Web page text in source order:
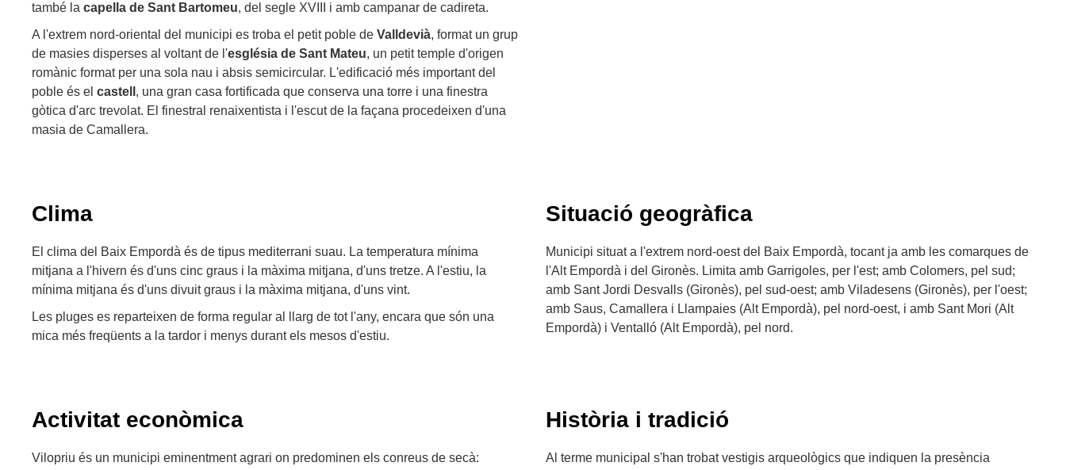
també la capella de Sant Bartomeu, del segle XVIII i amb campanar de cadireta.
A l'extrem nord-oriental del municipi es troba el petit poble de Valldevià, format un grup
de masies disperses al voltant de l'església de Sant Mateu, un petit temple d'origen
romànic format per una sola nau i absis semicircular. L'edificació més important del
poble és el castell , una gran casa fortificada que conserva una torre i una finestra
gòtica d'arc trevolat. El finestral renaixentista i l'escut de la façana procedeixen d'una
masia de Camallera.
Clima
El clima del Baix Empordà és de tipus mediterrani suau. La temperatura mínima
mitjana a l'hivern és d'uns cinc graus i la màxima mitjana, d'uns tretze. A l'estiu, la
mínima mitjana és d'uns divuit graus i la màxima mitjana, d'uns vint.
Les pluges es reparteixen de forma regular al llarg de tot l'any, encara que són una
mica més freqüents a la tardor i menys durant els mesos d'estiu.
Situació geogràfica
Municipi situat a l'extrem nord-oest del Baix Empordà, tocant ja amb les comarques de
l'Alt Empordà i del Gironès. Limita amb Garrigoles, per l'est; amb Colomers, pel sud;
amb Sant Jordi Desvalls (Gironès), pel sud-oest; amb Viladesens (Gironès), per l'oest;
amb Saus, Camallera i Llampaies (Alt Empordà), pel nord-oest, i amb Sant Mori (Alt
Empordà) i Ventalló (Alt Empordà), pel nord.
Activitat econòmica
Vilopriu és un municipi eminentment agrari on predominen els conreus de secà:
Història i tradició
Al terme municipal s'han trobat vestigis arqueològics que indiquen la presència